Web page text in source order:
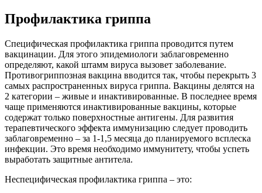
Профилактика гриппа
Специфическая профилактика гриппа проводится путем
вакцинации. Для этого эпидемиологи заблаговременно
определяют, какой штамм вируса вызовет заболевание.
Противогриппозная вакцина вводится так, чтобы перекрыть 3
самых распространенных вируса гриппа. Вакцины делятся на
2 категории – живые и инактивированные. В последнее время
чаще применяются инактивированные вакцины, которые
содержат только поверхностные антигены. Для развития
терапевтического эффекта иммунизацию следует проводить
заблаговременно – за 1-1,5 месяца до планируемого всплеска
инфекции. Это время необходимо иммунитету, чтобы успеть
выработать защитные антитела.
Неспецифическая профилактика гриппа – это: